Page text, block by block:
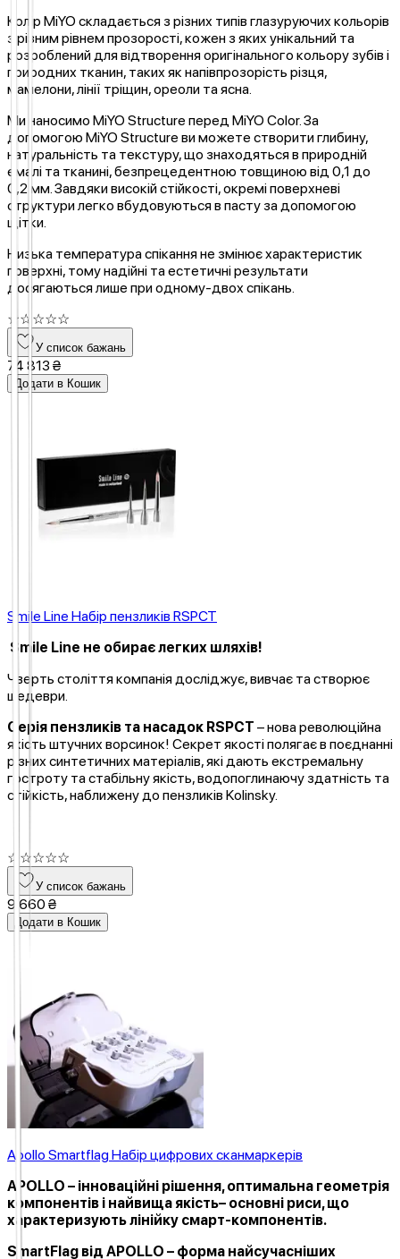
Колір MiYO складається з різних типів глазуруючих кольорів
з різним рівнем прозорості, кожен з яких унікальний та
розроблений для відтворення оригінального кольору зубів і
природних тканин, таких як напівпрозорість різця,
мамелони, лінії тріщин, ореоли та ясна.
Ми наносимо MiYO Structure перед MiYO Color. За
допомогою MiYO Structure ви можете створити глибину,
натуральність та текстуру, що знаходяться в природній
емалі та тканині, безпрецедентною товщиною від 0,1 до
0,2 мм. Завдяки високій стійкості, окремі поверхневі
структури легко вбудовуються в пасту за допомогою
щітки.
Низька температура спікання не змінює характеристик
поверхні, тому надійні та естетичні результати
досягаються лише при одному-двох спікань.
☆☆ ☆☆☆
У список бажань
74 813 ₴
Додати в Кошик
Smile Line Набір пензликів RSPCT
Smile Line не обирає легких шляхів!
Чверть століття компанія досліджує, вивчає та створює
шедеври.
Серія пензликів та насадок RSPCT – нова революційна
якість штучних ворсинок! Секрет якості полягає в поєднанні
різних синтетичних матеріалів, які дають екстремальну
гостроту та стабільну якість, водопоглинаючу здатність та
стійкість, наближену до пензликів Kolinsky.
☆ ☆☆☆☆
У список бажань
9 660 ₴
Додати в Кошик
Apollo Smartflag Набір цифрових сканмаркерів
APOLLO – інноваційні рішення, оптимальна геометрія
компонентів і найвища якість– основні риси, що
характеризують лінійку смарт-компонентів.
SmartFlag від APOLLO – форма найсучасніших